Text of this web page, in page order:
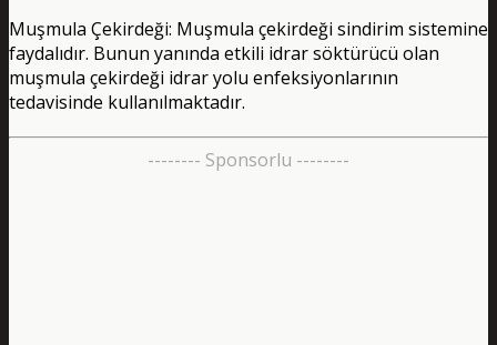
Muşmula Çekirdeği: Muşmula çekirdeği sindirim sistemine
faydalıdır. Bunun yanında etkili idrar söktürücü olan
muşmula çekirdeği idrar yolu enfeksiyonlarının
tedavisinde kullanılmaktadır.
-------- Sponsorlu --------